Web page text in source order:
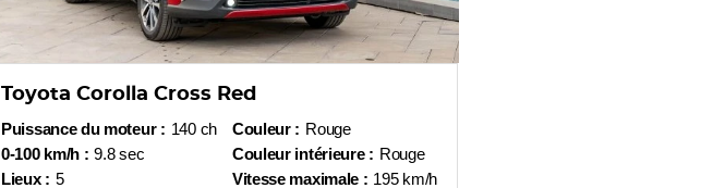
Toyota Corolla Cross Red
Puissance du moteur : 140 ch
0-100 km/h : 9.8 sec
Lieux : 5
Couleur : Rouge
Couleur intérieure : Rouge
Vitesse maximale : 195 km/h